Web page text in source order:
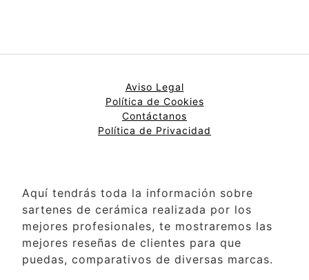
Aviso Legal
Política de Cookies
Contáctanos
Política de Privacidad
Aquí tendrás toda la información sobre
sartenes de cerámica realizada por los
mejores profesionales, te mostraremos las
mejores reseñas de clientes para que
puedas, comparativos de diversas marcas.